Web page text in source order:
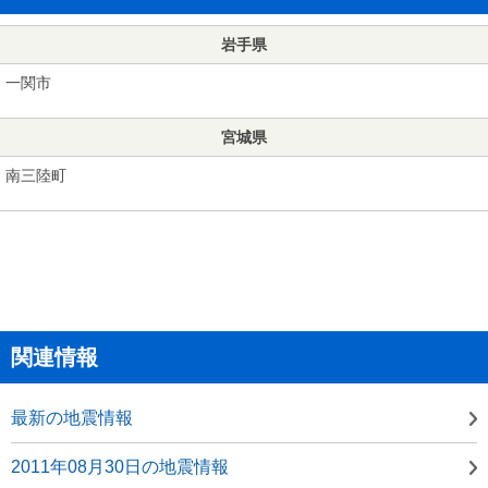
岩手県
一関市
宮城県
南三陸町
関連情報
最新の地震情報
2011年08月30日の地震情報